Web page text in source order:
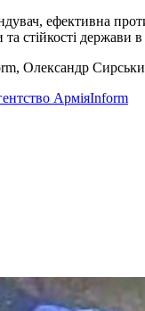
ефективна
стійкості держави
Олександр
АрміяInform